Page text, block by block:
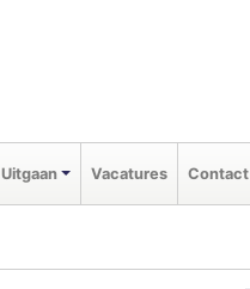
Uitgaan Vacatures Contact